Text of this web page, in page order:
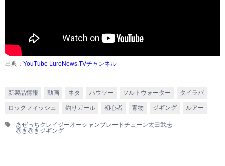
出典： YouTube LureNews.TVチャンネル
新製品情報 動画 ネタ ハウツー ソルトウォーター タイラバ
ロックフィッシュ 釣りガール 初心者 青物 ジギング ルアー
あぜっちクレイジーオーシャンブレードチューン太田武志
巻き巻きジギング